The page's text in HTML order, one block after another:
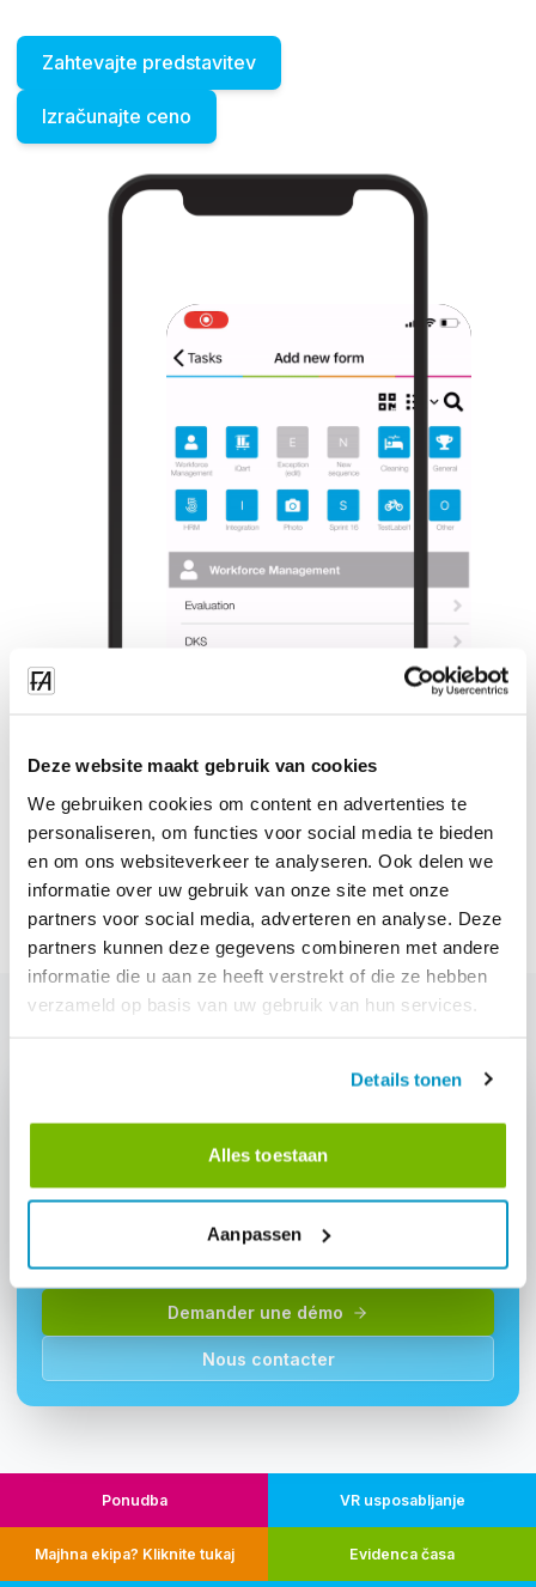
Deze website maakt gebruik van cookies
We gebruiken cookies om content en advertenties te
personaliseren, om functies voor social media te bieden
en om ons websiteverkeer te analyseren. Ook delen we
informatie over uw gebruik van onze site met onze
partners voor social media, adverteren en analyse. Deze
partners kunnen deze gegevens combineren met andere
informatie die u aan ze heeft verstrekt of die ze hebben
verzameld op basis van uw gebruik van hun services.
Details tonen
Alles toestaan
Aanpassen
Zahtevajte predstavitev
Izračunajte ceno
Demandez une démo et découvrez comment ce module
peut aider votre entreprise de nettoyage.
Demander une démo
Nous contacter
Ponudba VR usposabljanje
Majhna ekipa? Kliknite tukaj Evidenca časa